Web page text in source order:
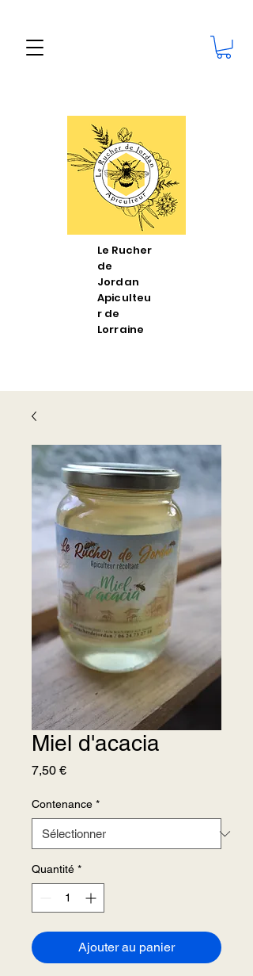
Le Rucher
de
Jordan
Apiculteu
r de
Lorraine
Miel d'acacia
7,50 €Prix
Contenance *
Quantité *
Ajouter au panier